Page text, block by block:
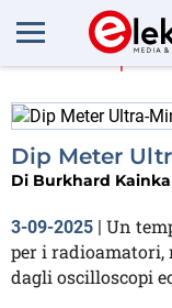
Di
Dip Meter
Di Burkhard Kainka
3-09-2025 | Un
per i radioamatori,
dagli oscilloscopi